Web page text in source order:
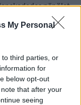
My Personal
third parties, or
for
below opt-out
that after your
seeing
skadades när ölet
Snowbank
stod det sälsalt